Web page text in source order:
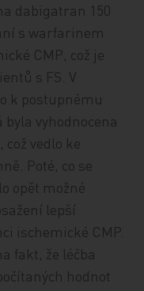
dabigatran 150
s warfarinem
CMP, což je
s FS. V
k postupnému
vyhodnocena
vedlo ke
Poté, co se
opět možné
lepší
ischemické CMP.
fakt, že léčba
hodnot